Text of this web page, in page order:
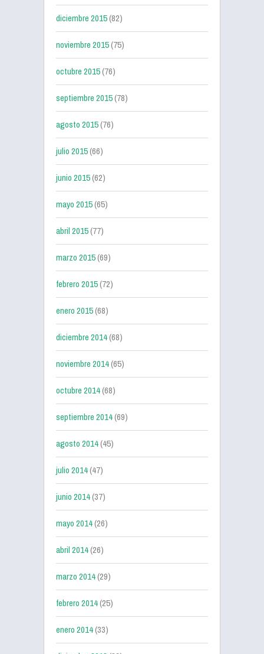
diciembre 2015(82)
noviembre 2015(75)
octubre 2015(76)
septiembre 2015(78)
agosto 2015(76)
julio 2015(66)
junio 2015(62)
mayo 2015(65)
abril 2015(77)
marzo 2015(69)
febrero 2015(72)
enero 2015(68)
diciembre 2014(68)
noviembre 2014(65)
octubre 2014(68)
septiembre 2014(69)
agosto 2014(45)
julio 2014(47)
junio 2014(37)
mayo 2014(26)
abril 2014(26)
marzo 2014(29)
febrero 2014(25)
enero 2014(33)